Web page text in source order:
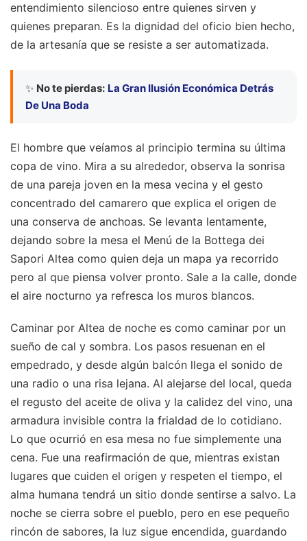
entendimiento silencioso entre quienes sirven y
quienes preparan. Es la dignidad del oficio bien hecho,
de la artesanía que se resiste a ser automatizada.
✨ No te pierdas: La Gran Ilusión Económica Detrás
De Una Boda
El hombre que veíamos al principio termina su última
copa de vino. Mira a su alrededor, observa la sonrisa
de una pareja joven en la mesa vecina y el gesto
concentrado del camarero que explica el origen de
una conserva de anchoas. Se levanta lentamente,
dejando sobre la mesa el Menú de la Bottega dei
Sapori Altea como quien deja un mapa ya recorrido
pero al que piensa volver pronto. Sale a la calle, donde
el aire nocturno ya refresca los muros blancos.
Caminar por Altea de noche es como caminar por un
sueño de cal y sombra. Los pasos resuenan en el
empedrado, y desde algún balcón llega el sonido de
una radio o una risa lejana. Al alejarse del local, queda
el regusto del aceite de oliva y la calidez del vino, una
armadura invisible contra la frialdad de lo cotidiano.
Lo que ocurrió en esa mesa no fue simplemente una
cena. Fue una reafirmación de que, mientras existan
lugares que cuiden el origen y respeten el tiempo, el
alma humana tendrá un sitio donde sentirse a salvo. La
noche se cierra sobre el pueblo, pero en ese pequeño
rincón de sabores, la luz sigue encendida, guardando